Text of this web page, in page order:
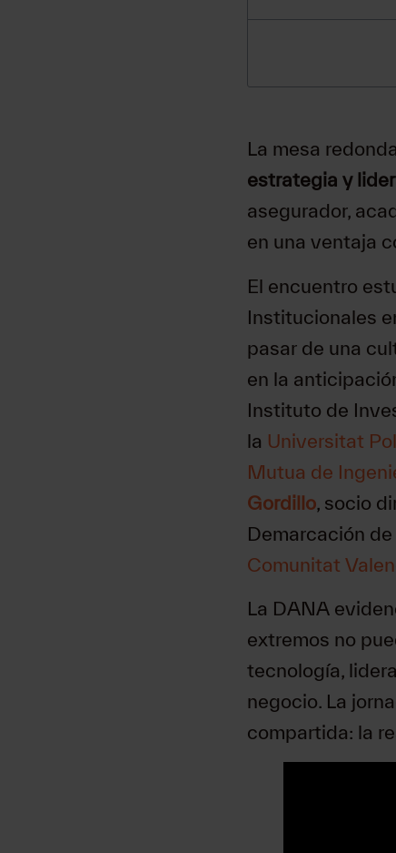
La mesa
estrategia y
asegurador,
en una ventaja
El encuentro
Institucionales
pasar de una
en la
Instituto de
la Universitat
Mutua de
Gordillo , socio
Demarcación
Comunitat
La DANA
extremos no
tecnología,
negocio. La
compartida: la